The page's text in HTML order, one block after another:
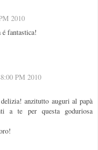
2010
fantastica!
PM 2010
anzitutto auguri al papà
a te per questa goduriosa